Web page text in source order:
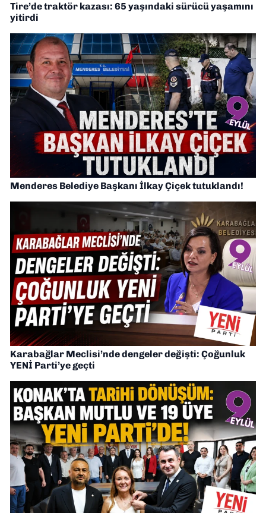
Tire’de traktör kazası: 65 yaşındaki sürücü yaşamını
yitirdi
Menderes Belediye Başkanı İlkay Çiçek tutuklandı!
Karabağlar Meclisi’nde dengeler değişti: Çoğunluk
YENİ Parti’ye geçti